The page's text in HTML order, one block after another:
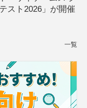
スト2026」が開催
一覧